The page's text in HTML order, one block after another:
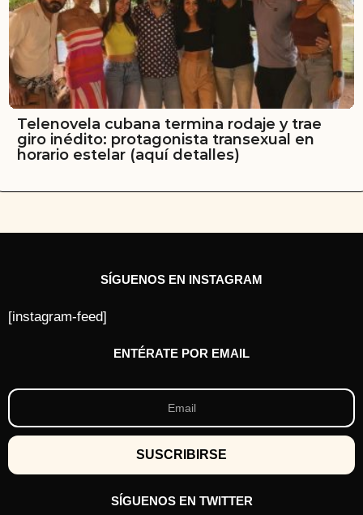
Telenovela cubana termina rodaje y trae
giro inédito: protagonista transexual en
horario estelar (aquí detalles)
SÍGUENOS EN INSTAGRAM
[instagram-feed]
ENTÉRATE POR EMAIL
SÍGUENOS EN TWITTER